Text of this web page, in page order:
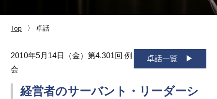
運営方針
歴史
特徴
Top 卓話
卓話一覧
2010年5月14日（金）第4,301回 例
会
経営者のサーバント・リーダーシ